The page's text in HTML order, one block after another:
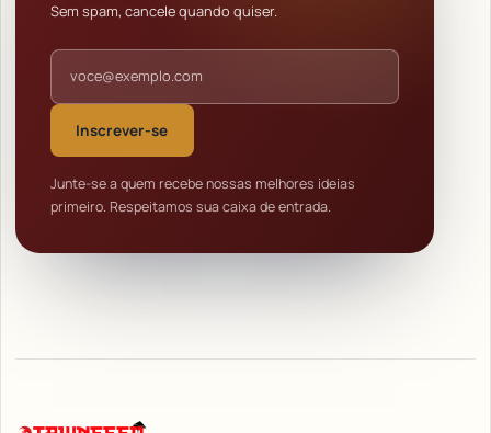
Sem spam, cancele quando quiser.
Endereço de e-mail
Inscrever-se
Junte-se a quem recebe nossas melhores ideias
primeiro. Respeitamos sua caixa de entrada.